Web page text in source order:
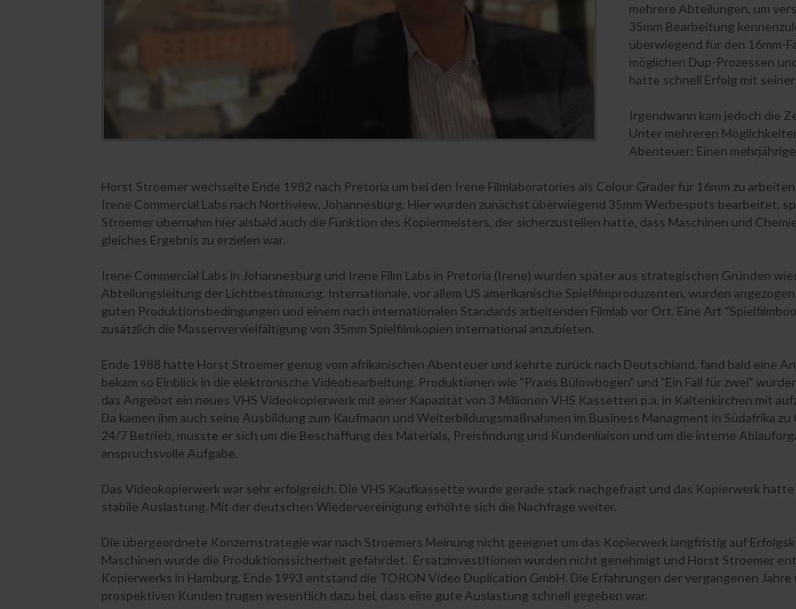
mehrere Abteilungen, um
35mm Bearbeitung
überwiegend für den 16mm-
möglichen Dup-Prozessen
hatte schnell Erfolg mit
Irgendwann kam jedoch die
Unter mehreren
Abenteuer: Einen
Horst Stroemer wechselte Ende 1982 nach Pretoria um bei den Irene Filmlaboratories als Colour Grader für 16mm zu
Irene Commercial Labs nach Northview, Johannesburg. Hier wurden zunächst überwiegend 35mm Werbespots bearbeitet,
Stroemer übernahm hier alsbald auch die Funktion des Kopiermeisters, der sicherzustellen hatte, dass Maschinen und
gleiches Ergebnis zu erzielen war.
Irene Commercial Labs in Johannesburg und Irene Film Labs in Pretoria (Irene) wurden später aus strategischen Gründen
Abteilungsleitung der Lichtbestimmung. Internationale, vor allem US amerikanische Spielfilmproduzenten, wurden
guten Produktionsbedingungen und einem nach internationalen Standards arbeitenden Filmlab vor Ort. Eine Art
zusätzlich die Massenvervielfältigung von 35mm Spielfilmkopien international anzubieten.
Ende 1988 hatte Horst Stroemer genug vom afrikanischen Abenteuer und kehrte zurück nach Deutschland, fand bald eine
bekam so Einblick in die elektronische Videobearbeitung. Produktionen wie "Praxis Bülowbogen" und "Ein Fall für zwei"
das Angebot ein neues VHS Videokopierwerk mit einer Kapazität von 3 Millionen VHS Kassetten p.a. in Kaltenkirchen mit
Da kamen ihm auch seine Ausbildung zum Kaufmann und Weiterbildungsmaßnahmen im Business Managment in Südafrika
24/7 Betrieb, musste er sich um die Beschaffung des Materials, Preisfindung und Kundenliaison und um die interne
anspruchsvolle Aufgabe.
Das Videokopierwerk war sehr erfolgreich. Die VHS Kaufkassette wurde gerade stark nachgefragt und das Kopierwerk
stabile Auslastung. Mit der deutschen Wiedervereinigung erhöhte sich die Nachfrage weiter.
Die übergeordnete Konzernstrategie war nach Stroemers Meinung nicht geeignet um das Kopierwerk langfristig auf
Maschinen wurde die Produktionssicherheit gefährdet. Ersatzinvestitionen wurden nicht genehmigt und Horst Stroemer
Kopierwerks in Hamburg. Ende 1993 entstand die TORON Video Duplication GmbH. Die Erfahrungen der vergangenen
prospektiven Kunden trugen wesentlich dazu bei, dass eine gute Auslastung schnell gegeben war.